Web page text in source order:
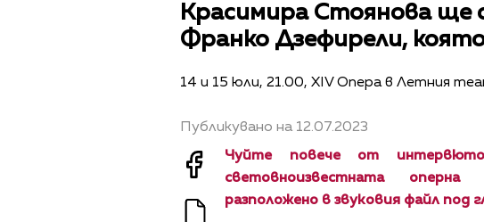
Красимира Стоянова ще
Франко Дзефирели,
14 и 15 юли, 21.00, XIV Опера в Летния
Публикувано на 12.07.2023
Чуйте повече от
световноизвестната
разположено в звуковия файл под